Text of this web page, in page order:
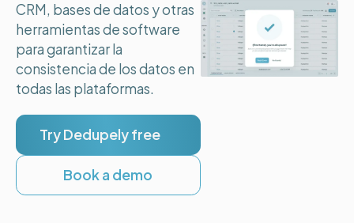
CRM, bases de datos y otras
herramientas de software
para garantizar la
consistencia de los datos en
todas las plataformas.
Try Dedupely free
Book a demo